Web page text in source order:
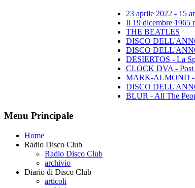
23 aprile 2022 - 15
Il 19 dicembre 1965
THE BEATLES
DISCO
DISCO
DESIERTOS - La
CLOCK DVA - Post
MARK-ALMOND -
DISCO
BLUR - All The
Menu Principale
Home
Radio Disco Club
Radio Disco Club
archivio
Diario di Disco Club
articoli